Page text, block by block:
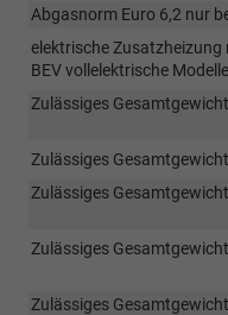
Abgasnorm Euro 6,2 nur
elektrische Zusatzheizung
BEV vollelektrische Modelle
Zulässiges
Zulässiges
Zulässiges
Zulässiges
Zulässiges